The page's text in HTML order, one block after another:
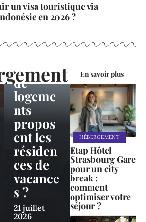
un visa touristique via
en 2026 ?
En savoir plus
types
de
logeme
nts
propos
ent les
résiden
ces de
vacance
s ?
21 juillet
2026
HÉBERGEMENT
Etap Hôtel
Strasbourg Gare
pour un city
break :
comment
optimiser votre
séjour ?